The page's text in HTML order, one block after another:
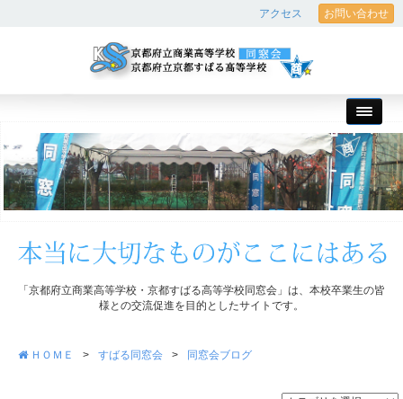
アクセス お問い合わせ
「京都府立商業高等学校・京都すばる高等学校同窓会」は、本校卒業生の皆
様との交流促進を目的としたサイトです。
ＨＯＭＥ > すばる同窓会 > 同窓会ブログ